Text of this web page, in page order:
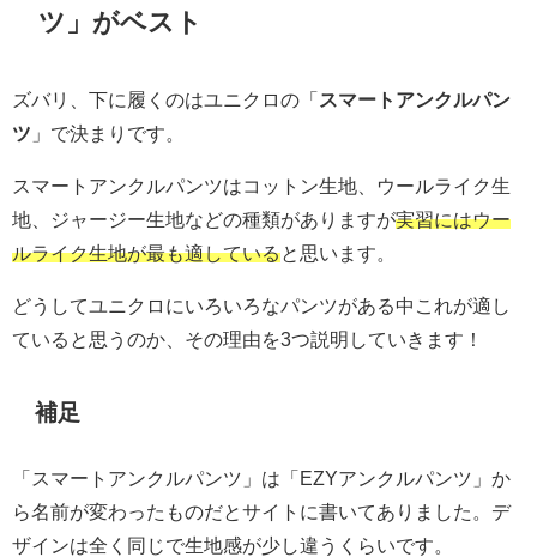
ツ」がベスト
ズバリ、下に履くのはユニクロの「 スマートアンクルパン
ツ 」で決まりです。
スマートアンクルパンツはコットン生地、ウールライク生
地、ジャージー生地などの種類がありますが実習にはウー
ルライク生地が最も適していると思います。
どうしてユニクロにいろいろなパンツがある中これが適し
ていると思うのか、その理由を3つ説明していきます！
補足
「スマートアンクルパンツ」は「EZYアンクルパンツ」か
ら名前が変わったものだとサイトに書いてありました。デ
ザインは全く同じで生地感が少し違うくらいです。